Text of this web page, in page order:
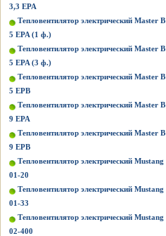
3,3 EPA
Тепловентилятор электрический Master B
5 EPA (1 ф.)
Тепловентилятор электрический Master B
5 EPA (3 ф.)
Тепловентилятор электрический Master B
5 EPB
Тепловентилятор электрический Master B
9 EPA
Тепловентилятор электрический Master B
9 EPB
Тепловентилятор электрический Mustang
01-20
Тепловентилятор электрический Mustang
01-33
Тепловентилятор электрический Mustang
02-400